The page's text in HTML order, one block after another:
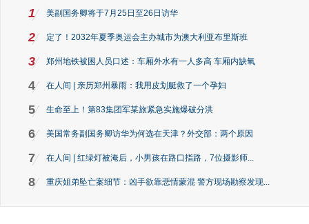
1 美副国务卿将于7月25日至26日访华
2 定了！2032年夏季奥运会主办城市为澳大利亚布里斯班
3 郑州地铁被困人员口述：车厢外水有一人多高 车厢内缺氧
4 在人间 | 亲历郑州暴雨：我用皮划艇救了一个孕妇
5 生命至上！第83集团军某旅紧急实施爆破分洪
6 美国常务副国务卿访华为何选在天津？外交部：两个原因
7 在人间 | 红绿灯被淹后，小男孩在路口指路，7位摄影师...
8 重庆姐弟坠亡案细节：凶手欲靠悲情蒙混 警方现场勘察发现...